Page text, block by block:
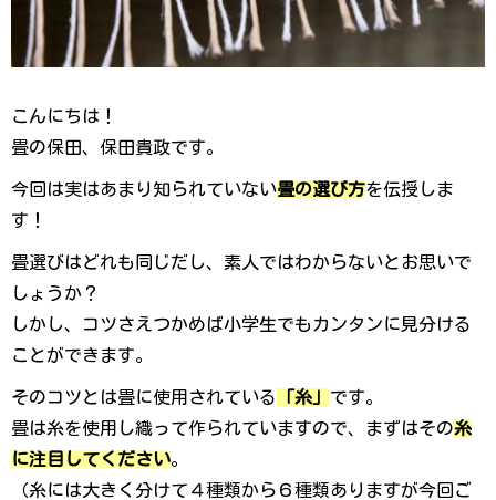
こんにちは！
畳の保田、保田貴政です。
今回は実はあまり知られていない畳の選び方を伝授しま
す！
畳選びはどれも同じだし、素人ではわからないとお思いで
しょうか？
しかし、コツさえつかめば小学生でもカンタンに見分ける
ことができます。
そのコツとは畳に使用されている 「糸」 です。
畳は糸を使用し織って作られていますので、
まずはその糸
に注目してください。
（糸には大きく分けて４種類から６種類ありますが今回ご